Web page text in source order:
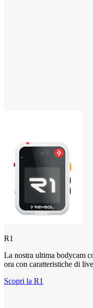
R1
La nostra ultima bodycam
ora con caratteristiche di
Scopri la R1